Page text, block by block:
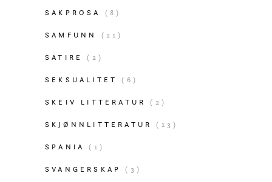
SAKPROSA (8)
SAMFUNN (21)
SATIRE (2)
SEKSUALITET (6)
SKEIV LITTERATUR (2)
SKJØNNLITTERATUR (13)
SPANIA (1)
SVANGERSKAP (3)